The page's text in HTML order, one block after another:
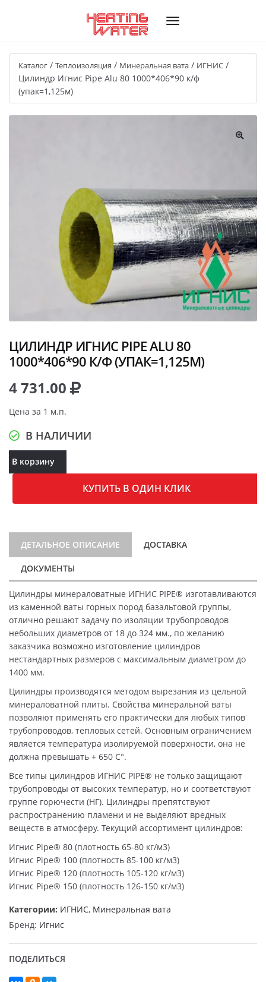
Каталог / Теплоизоляция / Минеральная вата / ИГНИС /
Цилиндр Игнис Pipe Alu 80 1000*406*90 к/ф
(упак=1,125м)
ЦИЛИНДР ИГНИС PIPE ALU 80
1000*406*90 К/Ф (УПАК=1,125М)
4 731.00
Цена за 1 м.п.
В НАЛИЧИИ
В корзину
КУПИТЬ В ОДИН КЛИК
ДЕТАЛЬНОЕ ОПИСАНИЕ ДОСТАВКА
ДОКУМЕНТЫ
Цилиндры минераловатные ИГНИС PIPE® изготавливаются
из каменной ваты горных пород базальтовой группы,
отлично решают задачу по изоляции трубопроводов
небольших диаметров от 18 до 324 мм., по желанию
заказчика возможно изготовление цилиндров
нестандартных размеров с максимальным диаметром до
1400 мм.
Цилиндры производятся методом вырезания из цельной
минераловатной плиты. Свойства минеральной ваты
позволяют применять его практически для любых типов
трубопроводов, тепловых сетей. Основным ограничением
является температура изолируемой поверхности, она не
должна превышать + 650 C°.
Все типы цилиндров ИГНИС PIPE® не только защищают
трубопроводы от высоких температур, но и соответствуют
группе горючести (НГ). Цилиндры препятствуют
распространению пламени и не выделяют вредных
веществ в атмосферу. Текущий ассортимент цилиндров:
Игнис Pipe® 80 (плотность 65-80 кг/м3)
Игнис Pipe® 100 (плотность 85-100 кг/м3)
Игнис Pipe® 120 (плотность 105-120 кг/м3)
Игнис Pipe® 150 (плотность 126-150 кг/м3)
Категории: ИГНИС, Минеральная вата
Бренд: Игнис
ПОДЕЛИТЬСЯ